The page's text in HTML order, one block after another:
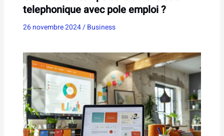
telephonique avec pole emploi ?
26 novembre 2024/Business